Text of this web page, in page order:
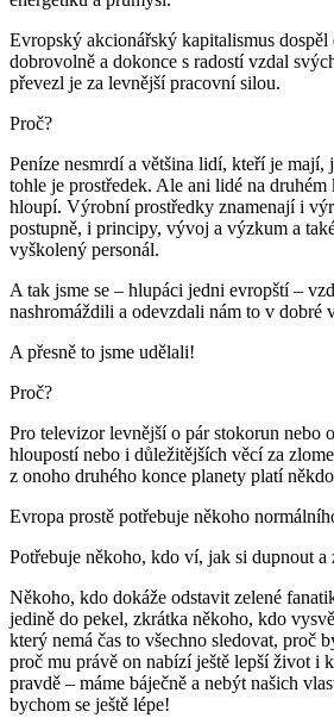
Evropský akcionářský kapitalismus dospěl
dobrovolně a dokonce s radostí vzdal
převezl je za levnější pracovní silou.
Proč?
Peníze nesmrdí a většina lidí, kteří je mají,
tohle je prostředek. Ale ani lidé na druhém
hloupí. Výrobní prostředky znamenají i
postupně, i principy, vývoj a výzkum a
vyškolený personál.
A tak jsme se – hlupáci jedni evropští –
nashromáždili a odevzdali nám to v dobré
A přesně to jsme udělali!
Proč?
Pro televizor levnější o pár stokorun nebo
hloupostí nebo i důležitějších věcí za
z onoho druhého konce planety platí
Evropa prostě potřebuje někoho
Potřebuje někoho, kdo ví, jak si dupnout a
Někoho, kdo dokáže odstavit zelené
jedině do pekel, zkrátka někoho, kdo
který nemá čas to všechno sledovat, proč
proč mu právě on nabízí ještě lepší život i
pravdě – máme báječně a nebýt našich
bychom se ještě lépe!